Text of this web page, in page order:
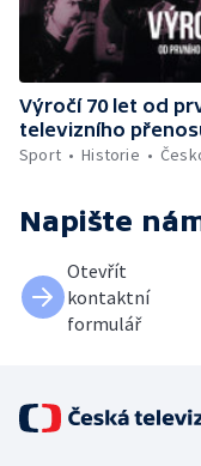
Výročí 70 let od
televizního
Sport
Historie
Napište
Otevřít
kontaktní
formulář